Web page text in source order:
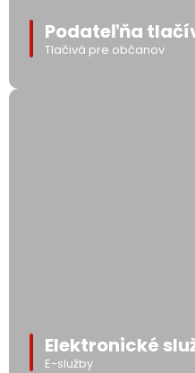
Podateľňa
Tlačivá pre občanov
Elektronické
E-služby